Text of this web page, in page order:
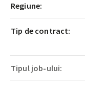
Regiune:
Tip de contract:
Tipul job-ului: